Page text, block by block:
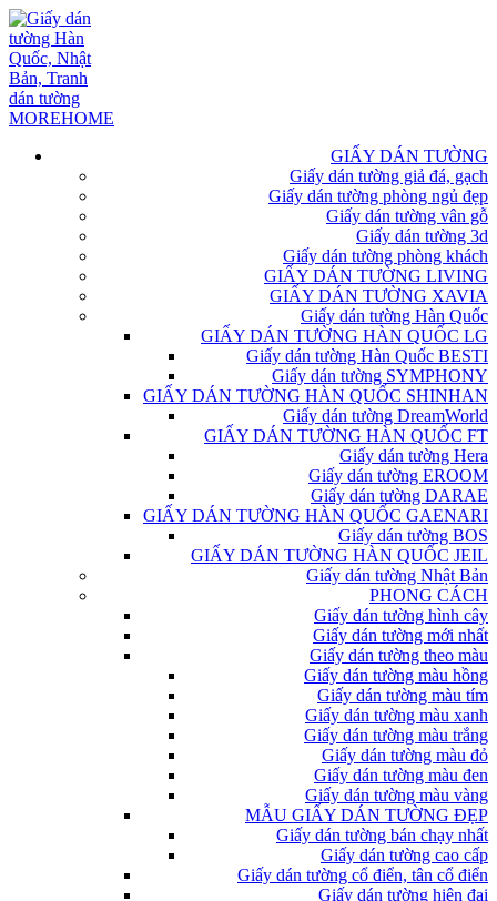
GIẤY DÁN TƯỜNG
Giấy dán tường giả đá, gạch
Giấy dán tường phòng ngủ đẹp
Giấy dán tường vân gỗ
Giấy dán tường 3d
Giấy dán tường phòng khách
GIẤY DÁN TƯỜNG LIVING
GIẤY DÁN TƯỜNG XAVIA
Giấy dán tường Hàn Quốc
GIẤY DÁN TƯỜNG HÀN QUỐC LG
Giấy dán tường Hàn Quốc BESTI
Giấy dán tường SYMPHONY
GIẤY DÁN TƯỜNG HÀN QUỐC SHINHAN
Giấy dán tường DreamWorld
GIẤY DÁN TƯỜNG HÀN QUỐC FT
Giấy dán tường Hera
Giấy dán tường EROOM
Giấy dán tường DARAE
GIẤY DÁN TƯỜNG HÀN QUỐC GAENARI
Giấy dán tường BOS
GIẤY DÁN TƯỜNG HÀN QUỐC JEIL
Giấy dán tường Nhật Bản
PHONG CÁCH
Giấy dán tường hình cây
Giấy dán tường mới nhất
Giấy dán tường theo màu
Giấy dán tường màu hồng
Giấy dán tường màu tím
Giấy dán tường màu xanh
Giấy dán tường màu trắng
Giấy dán tường màu đỏ
Giấy dán tường màu đen
Giấy dán tường màu vàng
MẪU GIẤY DÁN TƯỜNG ĐẸP
Giấy dán tường bán chạy nhất
Giấy dán tường cao cấp
Giấy dán tường cổ điển, tân cổ điển
Giấy dán tường hiện đại